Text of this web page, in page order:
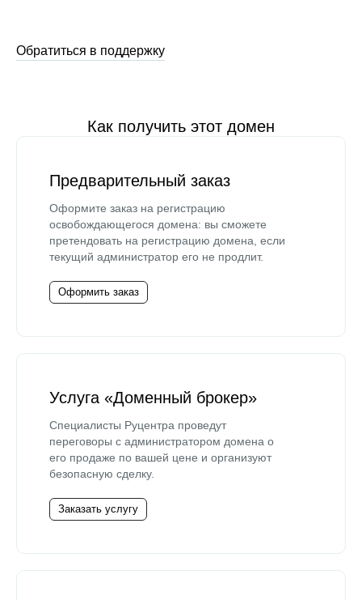
Обратиться в поддержку
Как получить этот домен
Предварительный заказ
Оформите заказ на регистрацию
освобождающегося домена: вы сможете
претендовать на регистрацию домена, если
текущий администратор его не продлит.
Оформить заказ
Услуга «Доменный брокер»
Специалисты Руцентра проведут
переговоры с администратором домена о
его продаже по вашей цене и организуют
безопасную сделку.
Заказать услугу